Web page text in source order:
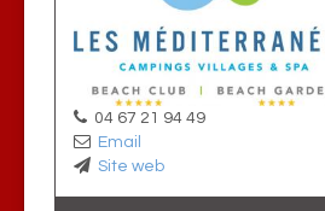
04 67 21 94 49
Email
Site web